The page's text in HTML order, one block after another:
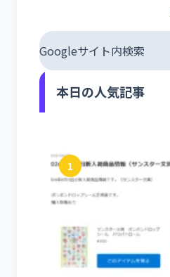
Googleサイト内検索
本日の人気記事
1